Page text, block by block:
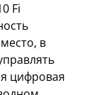
Fi
в
цифровая